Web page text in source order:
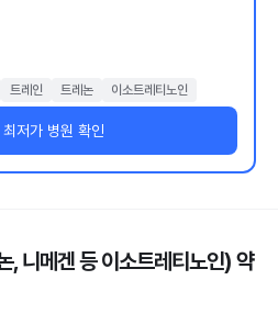
트레인 트레논 이소트레티노인
최저가 병원 확인
, 니메겐 등 이소트레티노인) 약